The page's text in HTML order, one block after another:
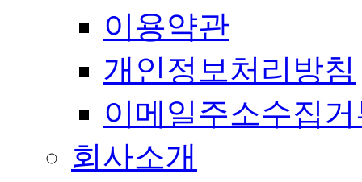
이용약관
개인정보처리방침
이메일주소수집
회사소개